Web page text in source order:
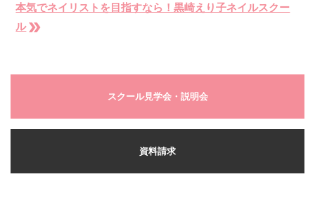
本気でネイリストを目指すなら！黒崎えり子ネイルスクー
ルdouble_arrow
スクール見学会・説明会
資料請求